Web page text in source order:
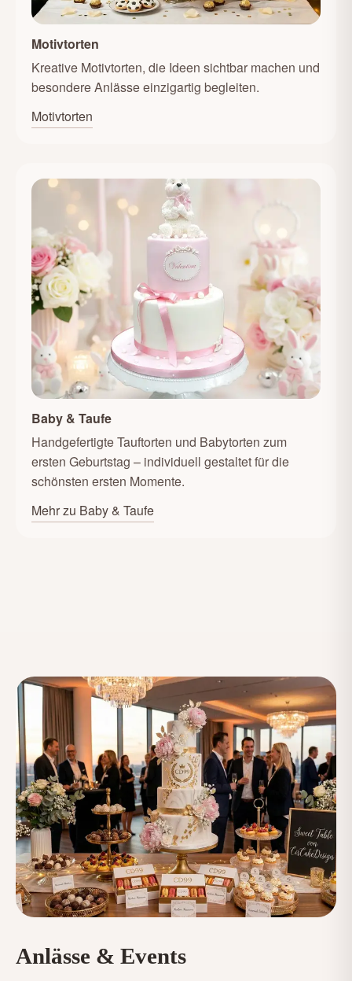
Motivtorten
Kreative Motivtorten, die Ideen sichtbar machen und
besondere Anlässe einzigartig begleiten.
Motivtorten
Baby & Taufe
Handgefertigte Tauftorten und Babytorten zum
ersten Geburtstag – individuell gestaltet für die
schönsten ersten Momente.
Mehr zu Baby & Taufe
Anlässe & Events